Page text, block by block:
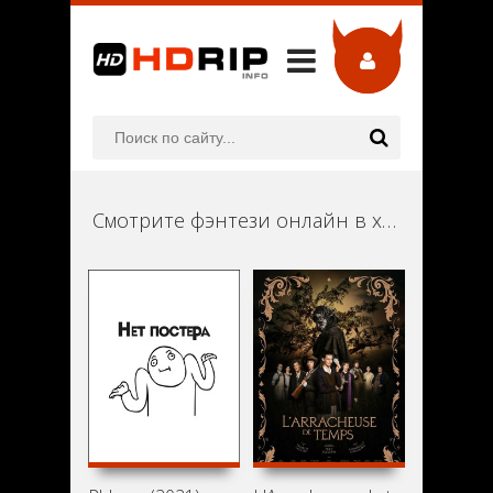
Смотрите фэнтези онлайн в хорошем качестве